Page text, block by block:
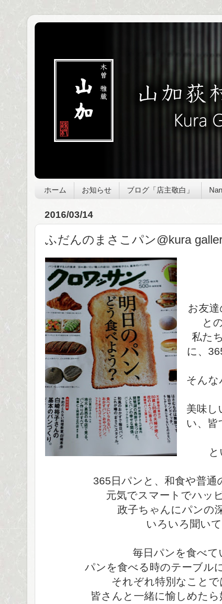
ホーム お知らせ ブログ「店主敬白」
2016/03/14
ふだんのまさこパン@kura
お友
と
私た
に、
そんな
美味し
い、皆
365日パンと、和食や普通
元気でスマートでハッ
政子ちゃんにパンの
いろいろ聞い
毎日パンを食べ
パンを食べる時のテーブル
それぞれ特別なこと
皆さんと一緒に愉しめた